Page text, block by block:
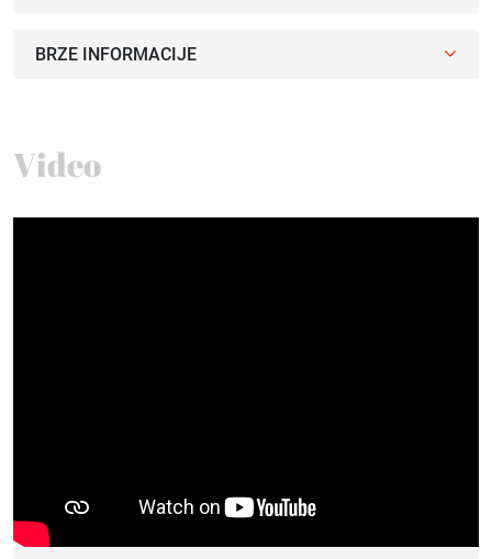
BRZE INFORMACIJE
Video